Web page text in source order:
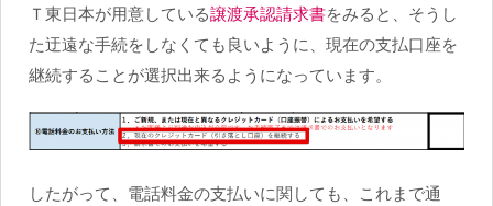
Ｔ東日本が用意している譲渡承認請求書をみると、そうし
た迂遠な手続をしなくても良いように、現在の支払口座を
継続することが選択出来るようになっています。
したがって、電話料金の支払いに関しても、これまで通